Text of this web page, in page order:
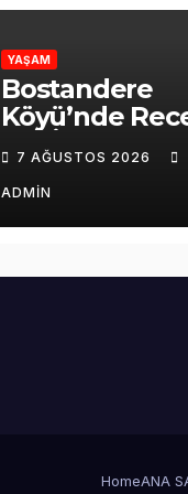
YAŞAM
Bostandere
Köyü’nde
Taş İçin Seneyi
Devriye
Şerif Programı
Düzenlendi
7 AĞUSTOS 2026
ADMIN
HomeANA